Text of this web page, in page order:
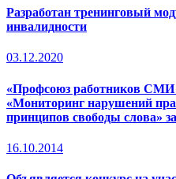
Разработан тренинговый
инвалидности
03.12.2020
«Профсоюз работников
«Мониторинг нарушений
принципов свободы слова»
16.10.2014